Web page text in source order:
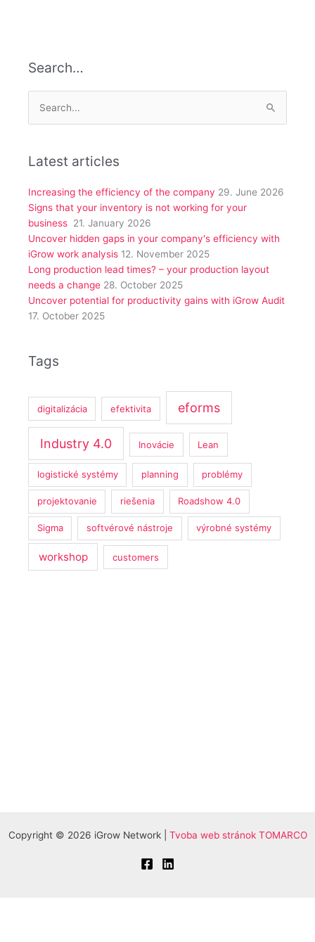
Search…
Search
for:
Latest articles
Increasing the efficiency of the company 29. June 2026
Signs that your inventory is not working for your
business 21. January 2026
Uncover hidden gaps in your company's efficiency with
iGrow work analysis 12. November 2025
Long production lead times? – your production layout
needs a change 28. October 2025
Uncover potential for productivity gains with iGrow Audit
17. October 2025
Tags
digitalizácia efektivita eforms
Industry 4.0 Inovácie Lean
logistické systémy planning problémy
projektovanie riešenia Roadshow 4.0
Sigma softvérové nástroje výrobné systémy
workshop customers
Copyright © 2026 iGrow Network | Tvoba web stránok TOMARCO